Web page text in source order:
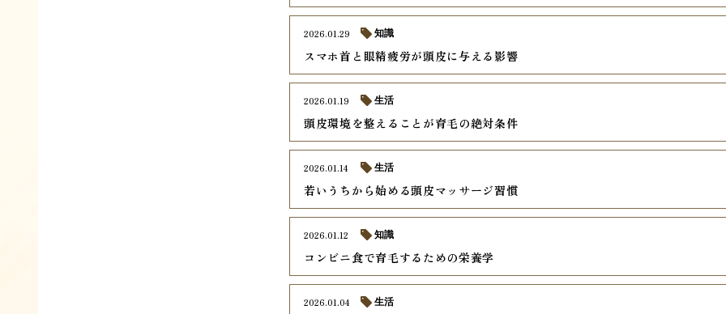
スマホ首と眼精疲労が頭皮に与える影響
2026.01.29 知識
頭皮環境を整えることが育毛の絶対条件
2026.01.19 生活
若いうちから始める頭皮マッサージ習慣
2026.01.14 生活
コンビニ食で育毛するための栄養学
2026.01.12 知識
2026.01.04 生活